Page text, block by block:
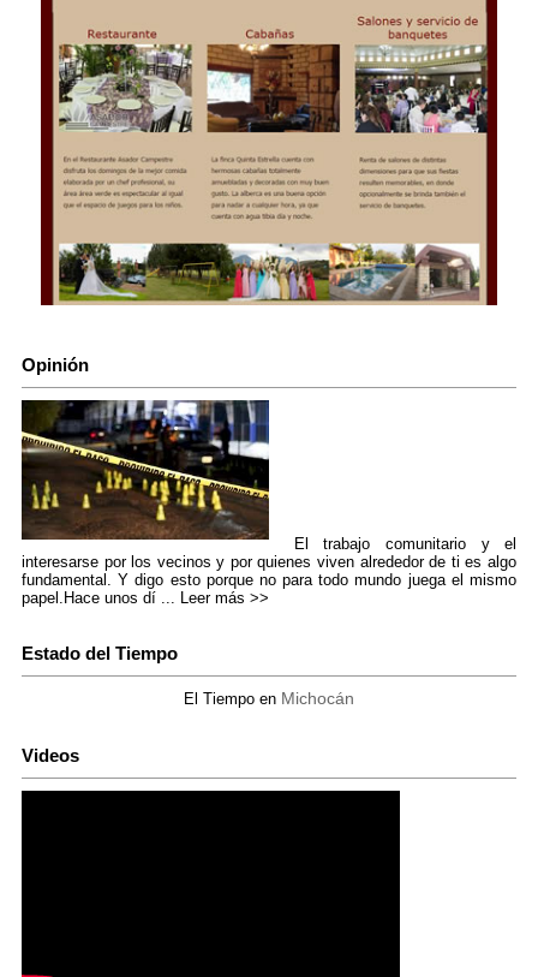
Opinión
El trabajo comunitario y el
interesarse por los vecinos y por quienes viven alrededor de ti es algo
fundamental. Y digo esto porque no para todo mundo juega el mismo
papel.Hace unos dí ... Leer más >>
Estado del Tiempo
El Tiempo en Michocán
Videos